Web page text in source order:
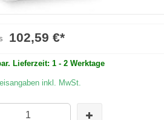
102,59 €*
Lieferzeit: 1 - 2 Werktage
inkl. MwSt.